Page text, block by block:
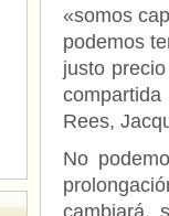
«somos
podemos
justo
Rees,
No
cambiará,